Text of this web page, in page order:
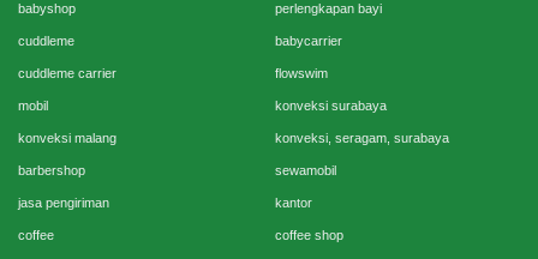
babyshop perlengkapan bayi
cuddleme babycarrier
cuddleme carrier flowswim
mobil konveksi surabaya
konveksi malang konveksi, seragam, surabaya
barbershop sewamobil
jasa pengiriman kantor
coffee coffee shop